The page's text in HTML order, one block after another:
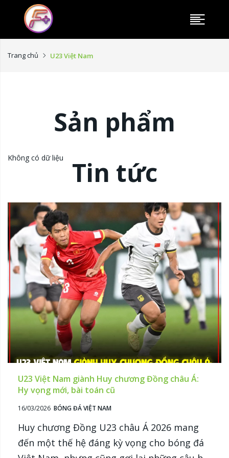
Trang chủ U23 Việt Nam
Sản phẩm
Không có dữ liệu Tin tức
U23 Việt Nam giành Huy chương Đồng châu Á:
Hy vọng mới, bài toán cũ
16/03/2026 BÓNG ĐÁ VIỆT NAM
Huy chương Đồng U23 châu Á 2026 mang
đến một thế hệ đáng kỳ vọng cho bóng đá